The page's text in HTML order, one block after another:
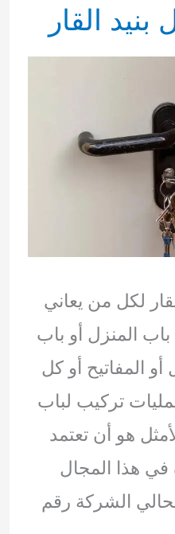
القار
لكل من يعاني
المنزل أو باب
أو المفاتيح أو كل
تركيب لباب
هو أن تعتمد
في هذا المجال
الشركة رقم